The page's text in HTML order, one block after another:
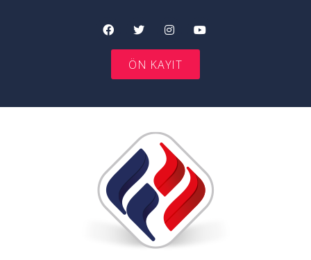
ÖN KAYIT